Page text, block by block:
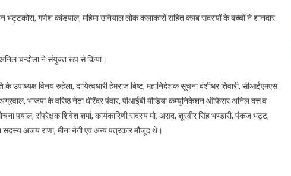
गणेश कांडपाल, महिमा उनियाल लोक कलाकारों सहित क्लब सदस्यों के बच्चों ने शानदार
अनिल चन्दोला ने संयुक्त रूप से किया।
विनय रुहेला, दायित्वधारी हेमराज बिष्ट, महानिदेशक सूचना बंशीधर तिवारी, सीआईएमएस
भाजपा के वरिष्ठ नेता धीरेंद्र पंवार, पीआईबी मीडिया कम्युनिकेशन ऑफिसर अनिल दत्त व
पयाल, संप्रेक्षक शिवेश शर्मा, कार्यकारिणी सदस्य मो. असद, शूरवीर सिंह भण्डारी, पंकज भट्ट,
सदस्य अजय राणा, मीना नेगी एवं अन्य पत्रकार मौजूद थे।